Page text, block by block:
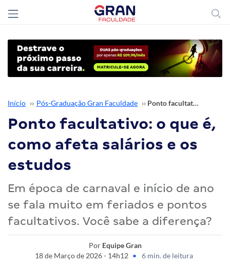
Início ›› Pós-Graduação Gran Faculdade ›› Ponto facultativo: o que é, como afeta salários e os estudos
Ponto facultativo: o que é,
como afeta salários e os
estudos
Em época de carnaval e início de ano
se fala muito em feriados e pontos
facultativos. Você sabe a diferença?
Por Equipe Gran
18 de Março de 2026 - 14h12 • 6 min. de leitura